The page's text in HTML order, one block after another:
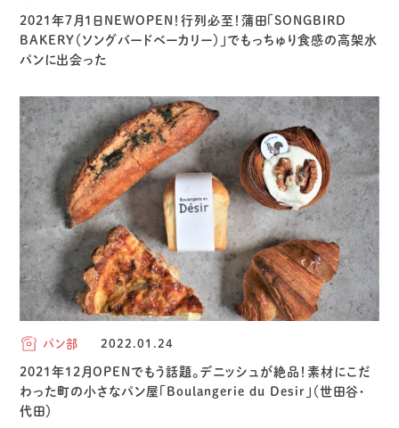
2021年7月1日NEWOPEN！行列必至！蒲田「SONGBIRD
BAKERY（ソングバードベーカリー）」でもっちゅり食感の高架水
パンに出会った
パン部 2022.01.24
2021年12月OPENでもう話題。デニッシュが絶品！素材にこだ
わった町の小さなパン屋「Boulangerie du Desir」（世田谷・
代田）